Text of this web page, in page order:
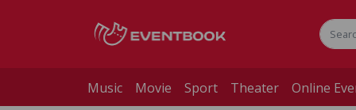
Music Movie Sport Theater Online